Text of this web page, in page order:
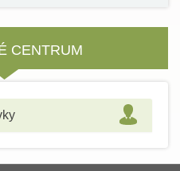
CENTRUM